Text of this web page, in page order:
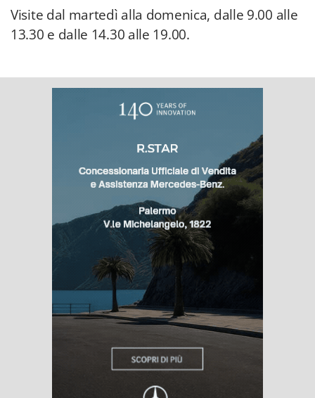
Visite dal martedì alla domenica, dalle 9.00 alle
13.30 e dalle 14.30 alle 19.00.